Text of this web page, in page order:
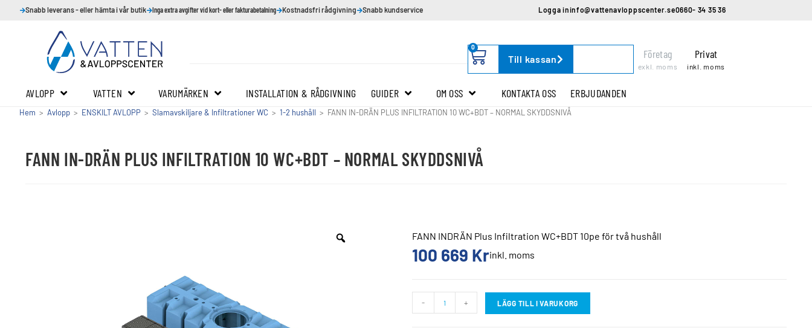
Snabb leverans - eller hämta i vår butik Inga extra avgifter vid kort- eller fakturabetalning Kostnadsfri rådgivning Snabb kundservice Logga ininfo@vattenavloppscenter.se0660- 34 35 36
0
Till kassan Företag
exkl. moms
Privat
inkl. moms
AVLOPP VATTEN VARUMÄRKEN INSTALLATION & RÅDGIVNING GUIDER OM OSS KONTAKTA OSS ERBJUDANDEN
Hem > Avlopp > ENSKILT AVLOPP > Slamavskiljare & Infiltrationer WC > 1-2 hushåll > FANN IN-DRÄN PLUS INFILTRATION 10 WC+BDT – NORMAL SKYDDSNIVÅ
FANN IN-DRÄN PLUS INFILTRATION 10 WC+BDT – NORMAL SKYDDSNIVÅ
FANN INDRÄN Plus Infiltration WC+BDT 10pe för två hushåll
100 669 Krinkl. moms
- + LÄGG TILL I VARUKORG